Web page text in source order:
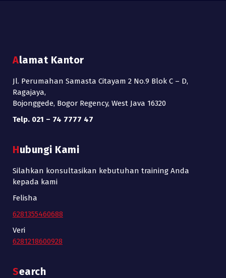
Alamat Kantor
Jl. Perumahan Samasta Citayam 2 No.9 Blok C – D,
Ragajaya,
Bojonggede, Bogor Regency, West Java 16320
Telp. 021 – 74 7777 47
Hubungi Kami
Silahkan konsultasikan kebutuhan training Anda
kepada kami
Felisha
6281355460688
Veri
6281218600928
Search